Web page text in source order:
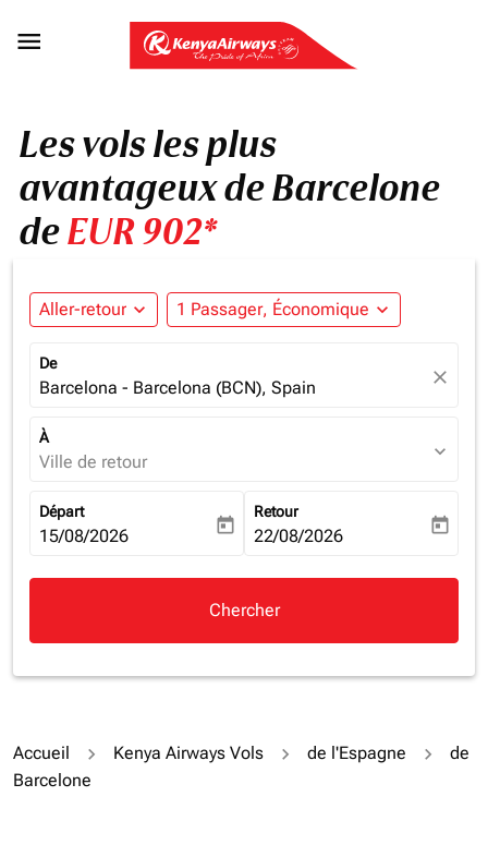

Les vols les plus
avantageux de Barcelone
deEUR 902*
Aller-retour expand_more 1 Passager, Économique expand_more
De
Barcelona - Barcelona (BCN), Spain close
À
Ville de retour expand_more
Départ
fc-booking-departure-date-aria-label
15/08/2026 today
Retour
fc-booking-return-date-aria-
22/08/2026 today
Chercher
Accueil Kenya Airways Vols de l'Espagne
de
Barcelone